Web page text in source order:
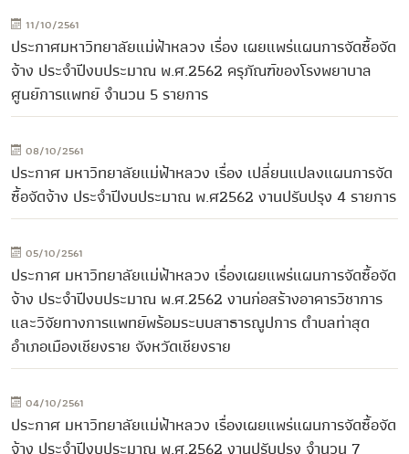
11/10/2561
ประกาศมหาวิทยาลัยแม่ฟ้าหลวง เรื่อง เผยแพร่แผนการจัดซื้อจัด
จ้าง ประจำปีงบประมาณ พ.ศ.2562 ครุภัณฑ์ของโรงพยาบาล
ศูนย์การแพทย์ จำนวน 5 รายการ
08/10/2561
ประกาศ มหาวิทยาลัยแม่ฟ้าหลวง เรื่อง เปลี่ยนแปลงแผนการจัด
ซื้อจัดจ้าง ประจำปีงบประมาณ พ.ศ2562 งานปรับปรุง 4 รายการ
05/10/2561
ประกาศ มหาวิทยาลัยแม่ฟ้าหลวง เรื่องเผยแพร่แผนการจัดซื้อจัด
จ้าง ประจำปีงบประมาณ พ.ศ.2562 งานก่อสร้างอาคารวิชาการ
และวิจัยทางการแพทย์พร้อมระบบสาธารณูปการ ตำบลท่าสุด
อำเภอเมืองเชียงราย จังหวัดเชียงราย
04/10/2561
ประกาศ มหาวิทยาลัยแม่ฟ้าหลวง เรื่องเผยแพร่แผนการจัดซื้อจัด
จ้าง ประจำปีงบประมาณ พ.ศ.2562 งานปรับปรุง จำนวน 7